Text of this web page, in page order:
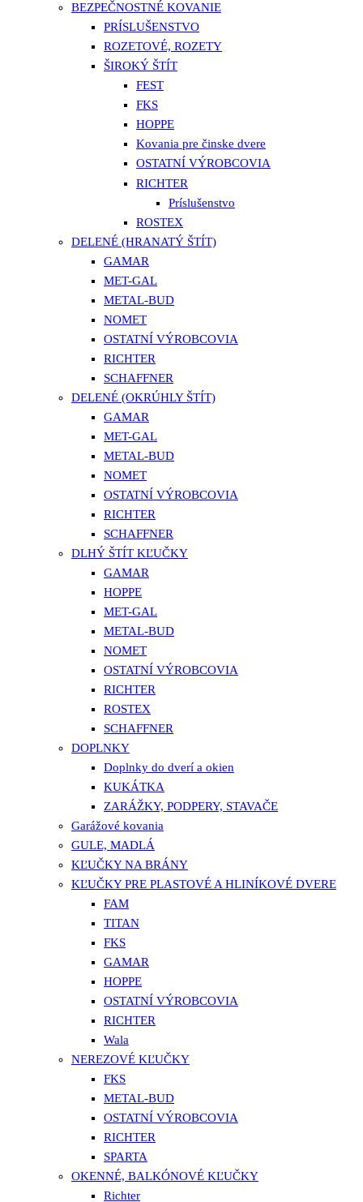
BEZPEČNOSTNÉ KOVANIE
PRÍSLUŠENSTVO
ROZETOVÉ, ROZETY
ŠIROKÝ ŠTÍT
FEST
FKS
HOPPE
Kovania pre činske dvere
OSTATNÍ VÝROBCOVIA
RICHTER
Príslušenstvo
ROSTEX
DELENÉ (HRANATÝ ŠTÍT)
GAMAR
MET-GAL
METAL-BUD
NOMET
OSTATNÍ VÝROBCOVIA
RICHTER
SCHAFFNER
DELENÉ (OKRÚHLY ŠTÍT)
GAMAR
MET-GAL
METAL-BUD
NOMET
OSTATNÍ VÝROBCOVIA
RICHTER
SCHAFFNER
DLHÝ ŠTÍT KĽUČKY
GAMAR
HOPPE
MET-GAL
METAL-BUD
NOMET
OSTATNÍ VÝROBCOVIA
RICHTER
ROSTEX
SCHAFFNER
DOPLNKY
Doplnky do dverí a okien
KUKÁTKA
ZARÁŽKY, PODPERY, STAVAČE
Garážové kovania
GULE, MADLÁ
KĽUČKY NA BRÁNY
KĽUČKY PRE PLASTOVÉ A HLINÍKOVÉ DVERE
FAM
TITAN
FKS
GAMAR
HOPPE
OSTATNÍ VÝROBCOVIA
RICHTER
Wala
NEREZOVÉ KĽUČKY
FKS
METAL-BUD
OSTATNÍ VÝROBCOVIA
RICHTER
SPARTA
OKENNÉ, BALKÓNOVÉ KĽUČKY
Richter